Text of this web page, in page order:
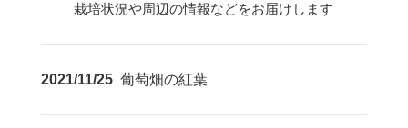
栽培状況や周辺の情報などをお届けします
2021/11/25葡萄畑の紅葉